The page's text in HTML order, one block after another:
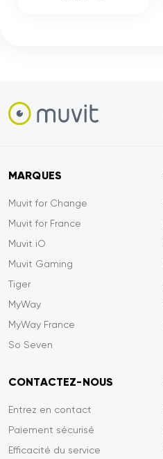
MARQUES
Muvit for Change
Muvit for France
Muvit iO
Muvit Gaming
Tiger
MyWay
MyWay France
So Seven
CONTACTEZ-NOUS
Entrez en contact
Paiement sécurisé
Efficacité du service